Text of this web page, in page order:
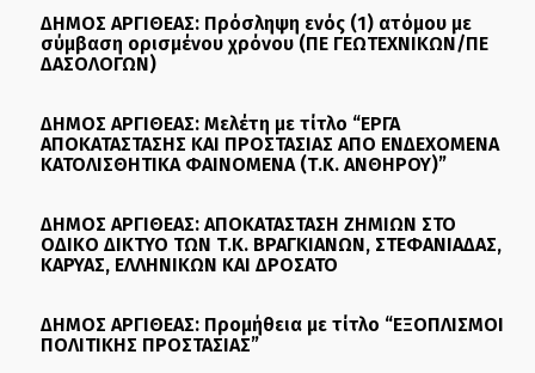
ΔΗΜΟΣ ΑΡΓΙΘΕΑΣ: Πρόσληψη ενός (1) ατόμου με
σύμβαση ορισμένου χρόνου (ΠΕ ΓΕΩΤΕΧΝΙΚΩΝ/ΠΕ
ΔΑΣΟΛΟΓΩΝ)
ΔΗΜΟΣ ΑΡΓΙΘΕΑΣ: Μελέτη με τίτλο “ΕΡΓΑ
ΑΠΟΚΑΤΑΣΤΑΣΗΣ ΚΑΙ ΠΡΟΣΤΑΣΙΑΣ ΑΠΟ ΕΝΔΕΧΟΜΕΝΑ
ΚΑΤΟΛΙΣΘΗΤΙΚΑ ΦΑΙΝΟΜΕΝΑ (Τ.Κ. ΑΝΘΗΡΟΥ)”
ΔΗΜΟΣ ΑΡΓΙΘΕΑΣ: ΑΠΟΚΑΤΑΣΤΑΣΗ ΖΗΜΙΩΝ ΣΤΟ
ΟΔΙΚΟ ΔΙΚΤΥΟ ΤΩΝ Τ.Κ. ΒΡΑΓΚΙΑΝΩΝ, ΣΤΕΦΑΝΙΑΔΑΣ,
ΚΑΡΥΑΣ, ΕΛΛΗΝΙΚΩΝ ΚΑΙ ΔΡΟΣΑΤΟ
ΔΗΜΟΣ ΑΡΓΙΘΕΑΣ: Προμήθεια με τίτλο “ΕΞΟΠΛΙΣΜΟΙ
ΠΟΛΙΤΙΚΗΣ ΠΡΟΣΤΑΣΙΑΣ”